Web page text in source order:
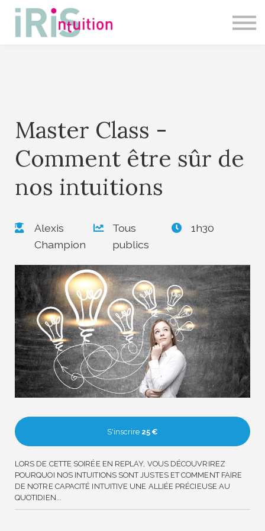
Master Class
Master Class -
Comment être sûr de
nos intuitions
Alexis
Champion
Tous
publics
1h30
S'inscrire 25 €
LORS DE CETTE SOIRÉE EN REPLAY, VOUS DÉCOUVRIREZ
POURQUOI NOS INTUITIONS SONT JUSTES ET COMMENT FAIRE
DE NOTRE CAPACITÉ INTUITIVE UNE ALLIÉE PRÉCIEUSE AU
QUOTIDIEN...